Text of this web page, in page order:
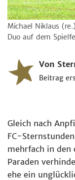
Michael Niklaus
Duo auf dem
Von
Beitrag
Gleich nach
FC-
mehrfach in den
Paraden
ehe ein